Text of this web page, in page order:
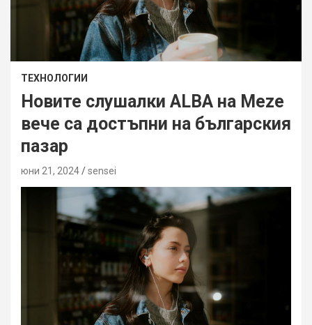
ТЕХНОЛОГИИ
Новите слушалки ALBA на Meze
вече са достъпни на българския
пазар
юни 21, 2024 sensei